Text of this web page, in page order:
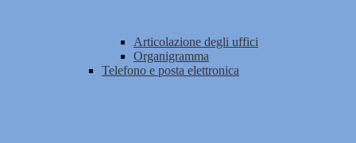
Articolazione degli uffici
Organigramma
Telefono e posta elettronica